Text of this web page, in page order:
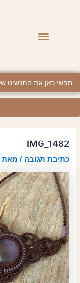
Menu
IMG_1482
כתיבת תגובה / מאת